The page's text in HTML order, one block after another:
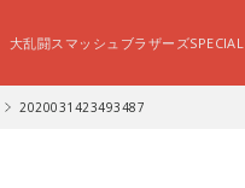
大乱闘スマッシュブラザーズSPECIAL
2020031423493487